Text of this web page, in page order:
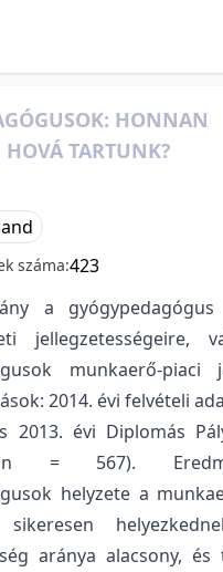
HONNAN
TARTUNK?
száma:423
a gyógypedagógus
jellegzetességeire,
munkaerő-piaci
2014. évi felvételi
2013. évi Diplomás
n = 567).
helyzete a
aránya alacsony,